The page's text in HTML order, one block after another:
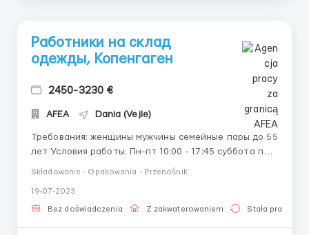
Работники на склад
одежды, Копенгаген
2450-3230 €
AFEA Dania (Vejle)
Требования: женщины мужчины семейные пары до 55
лет Условия работы: Пн-пт 10:00 - 17:45 суббота по
(прописка,виза,страховка,банковский счет,после
работы можете посещать уроки Датского языка
Składowanie - Opakowania - Przenośnik
19-07-2023
Bez doświadczenia Z zakwaterowaniem Stała praca